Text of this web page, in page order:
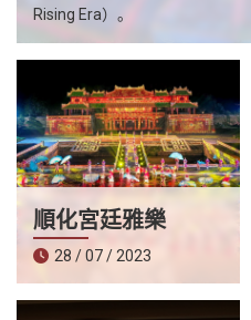
Rising Era）。
順化宮廷雅樂
28 / 07 / 2023